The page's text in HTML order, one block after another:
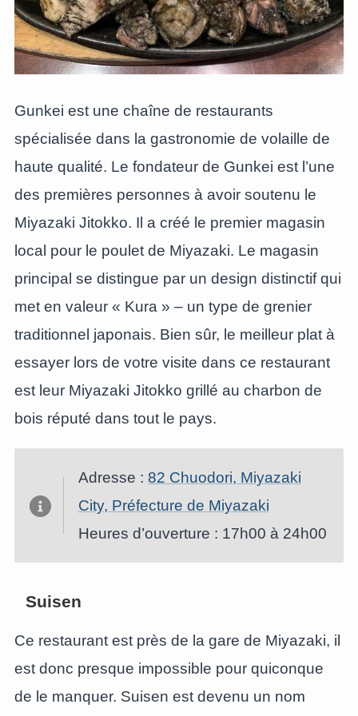
Gunkei est une chaîne de restaurants
spécialisée dans la gastronomie de volaille de
haute qualité. Le fondateur de Gunkei est l’une
des premières personnes à avoir soutenu le
Miyazaki Jitokko. Il a créé le premier magasin
local pour le poulet de Miyazaki. Le magasin
principal se distingue par un design distinctif qui
met en valeur « Kura » – un type de grenier
traditionnel japonais. Bien sûr, le meilleur plat à
essayer lors de votre visite dans ce restaurant
est leur Miyazaki Jitokko grillé au charbon de
bois réputé dans tout le pays.
Adresse : 82 Chuodori, Miyazaki
City, Préfecture de Miyazaki
Heures d’ouverture : 17h00 à 24h00
Suisen
Ce restaurant est près de la gare de Miyazaki, il
est donc presque impossible pour quiconque
de le manquer. Suisen est devenu un nom